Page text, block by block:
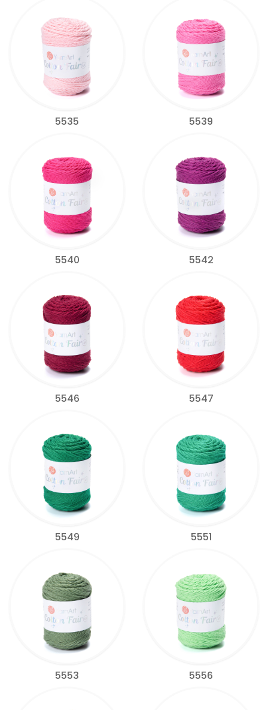
5535 5539
5540 5542
5546 5547
5549 5551
5553 5556